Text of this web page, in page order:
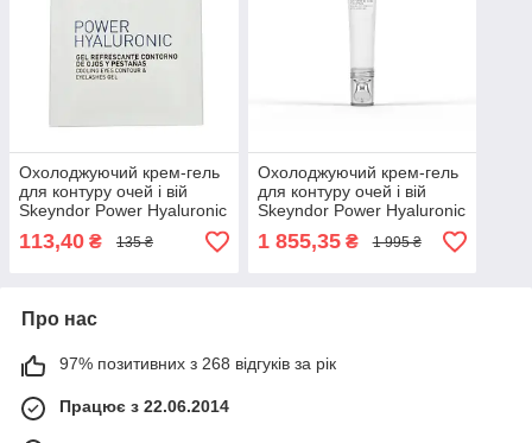
Охолоджуючий крем-гель
для контуру очей і вій
Skeyndor Power Hyaluronic
Cooling eye contour
113,40 ₴ 135 ₴
Охолоджуючий крем-гель
для контуру очей і вій
Skeyndor Power Hyaluronic
Cooling eye contour &
eyelashes gel 15мл
1 855,35₴ 1 995 ₴
Про нас
97% позитивних з 268 відгуків за рік
Працює з 22.06.2014